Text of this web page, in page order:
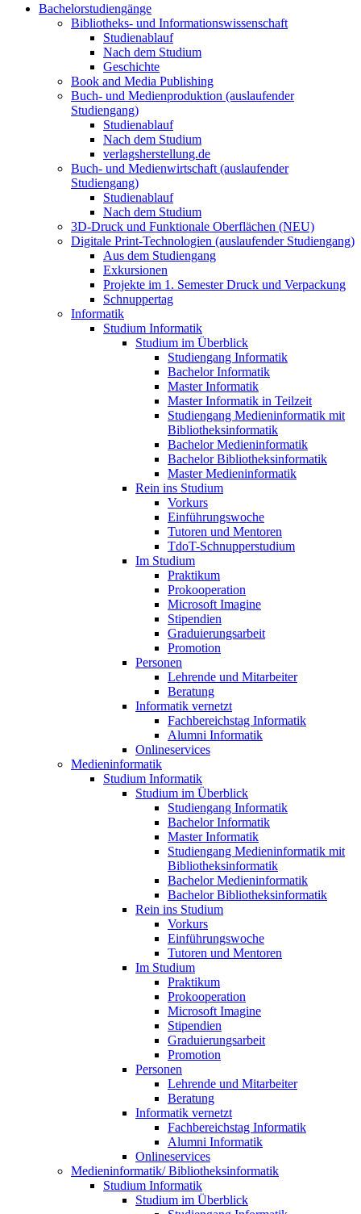
Bachelorstudiengänge
Bibliotheks- und Informationswissenschaft
Studienablauf
Nach dem Studium
Geschichte
Book and Media Publishing
Buch- und Medienproduktion (auslaufender
Studiengang)
Studienablauf
Nach dem Studium
verlagsherstellung.de
Buch- und Medienwirtschaft (auslaufender
Studiengang)
Studienablauf
Nach dem Studium
3D-Druck und Funktionale Oberflächen (NEU)
Digitale Print-Technologien (auslaufender Studiengang)
Aus dem Studiengang
Exkursionen
Projekte im 1. Semester Druck und Verpackung
Schnuppertag
Informatik
Studium Informatik
Studium im Überblick
Studiengang Informatik
Bachelor Informatik
Master Informatik
Master Informatik in Teilzeit
Studiengang Medieninformatik mit
Bibliotheksinformatik
Bachelor Medieninformatik
Bachelor Bibliotheksinformatik
Master Medieninformatik
Rein ins Studium
Vorkurs
Einführungswoche
Tutoren und Mentoren
TdoT-Schnupperstudium
Im Studium
Praktikum
Prokooperation
Microsoft Imagine
Stipendien
Graduierungsarbeit
Promotion
Personen
Lehrende und Mitarbeiter
Beratung
Informatik vernetzt
Fachbereichstag Informatik
Alumni Informatik
Onlineservices
Medieninformatik
Studium Informatik
Studium im Überblick
Studiengang Informatik
Bachelor Informatik
Master Informatik
Studiengang Medieninformatik mit
Bibliotheksinformatik
Bachelor Medieninformatik
Bachelor Bibliotheksinformatik
Rein ins Studium
Vorkurs
Einführungswoche
Tutoren und Mentoren
Im Studium
Praktikum
Prokooperation
Microsoft Imagine
Stipendien
Graduierungsarbeit
Promotion
Personen
Lehrende und Mitarbeiter
Beratung
Informatik vernetzt
Fachbereichstag Informatik
Alumni Informatik
Onlineservices
Medieninformatik/ Bibliotheksinformatik
Studium Informatik
Studium im Überblick